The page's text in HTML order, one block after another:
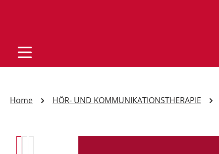
Home HÖR- UND KOMMUNIKATIONSTHERAPIE